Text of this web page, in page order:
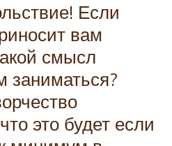
Если
вам
смысл
заниматься?
это будет если